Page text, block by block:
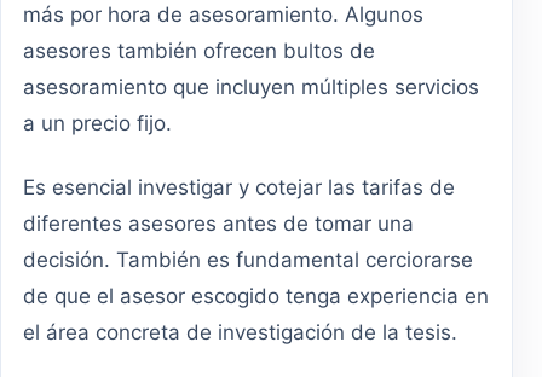
más por hora de asesoramiento. Algunos
asesores también ofrecen bultos de
asesoramiento que incluyen múltiples servicios
a un precio fijo.
Es esencial investigar y cotejar las tarifas de
diferentes asesores antes de tomar una
decisión. También es fundamental cerciorarse
de que el asesor escogido tenga experiencia en
el área concreta de investigación de la tesis.